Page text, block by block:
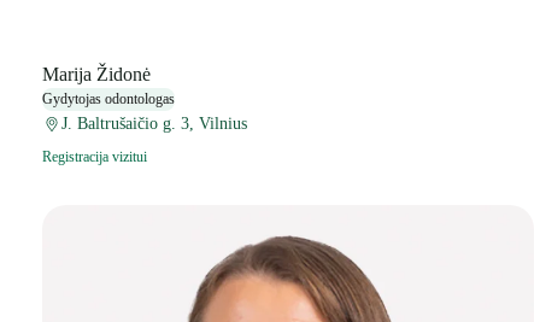
Marija Židonė
Gydytojas odontologas
J. Baltrušaičio g. 3, Vilnius
Registracija vizitui